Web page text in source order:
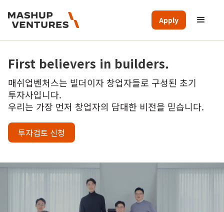
Apply
First believers in builders.
매쉬업벤처스는 빌더이자 창업자들로 구성된 초기
투자사입니다.
우리는 가장 먼저 창업자의 담대한 비전을 믿습니다.
투자검토 신청